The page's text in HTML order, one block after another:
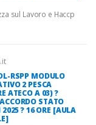
sul Lavoro e Haccp
RSPP MODULO
2 PESCA
ATECO A 03) ?
STATO
2025 ? 16 ORE [AULA